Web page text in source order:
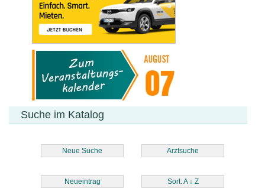
Suche im Katalog
Neue Suche Arztsuche
Neueintrag Sort. A ↓ Z